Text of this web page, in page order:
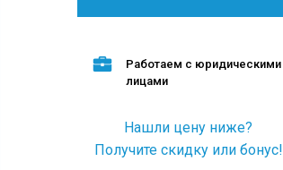
Работаем с юридическими
лицами
Нашли цену ниже?
Получите скидку или бонус!